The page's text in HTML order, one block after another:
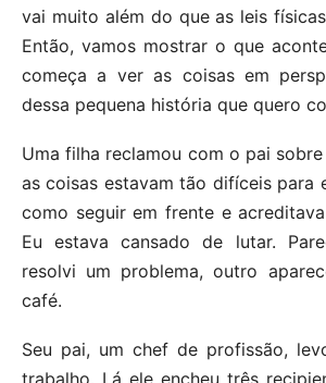
vai muito além do que as leis
Então, vamos mostrar o que
começa a ver as coisas em
dessa pequena história que quero
Uma filha reclamou com o pai
as coisas estavam tão difíceis para
como seguir em frente e
Eu estava cansado de lutar.
resolvi um problema, outro
café.
Seu pai, um chef de profissão,
trabalho. Lá ele encheu três